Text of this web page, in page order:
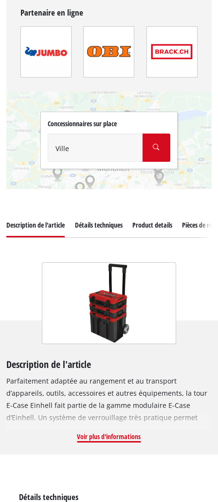
Partenaire en ligne
Concessionnaires sur place
Ville
Description de l'article Détails techniques Product details Pièces de
Description de l'article
Parfaitement adaptée au rangement et au transport
d’appareils, outils, accessoires et autres équipements, la tour
E-Case Einhell fait partie de la gamme modulaire E-Case
d’Einhell. Un système de verrouillage très pratique permet
organisation du stockage et un transport sûr. Les mallettes
Voir plus d'informations
Détails techniques